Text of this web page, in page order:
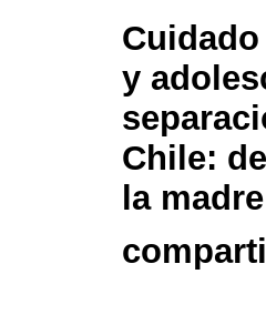
y
Chile:
la